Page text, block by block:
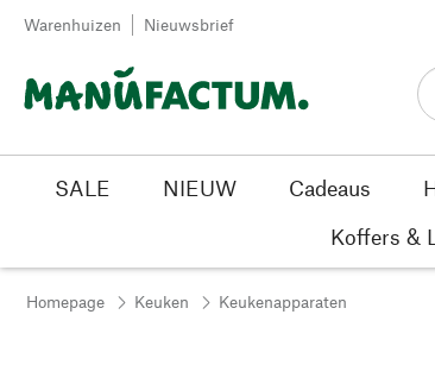
Passer au contenu
Warenhuizen Nieuwsbrief
SALE NIEUW Cadeaus
Koffers &
Homepage Keuken Keukenapparaten